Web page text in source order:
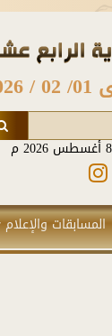
المسابقات والإعلام